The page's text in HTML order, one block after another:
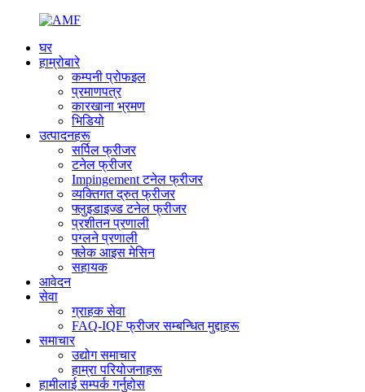
घर
हाम्रोबारे
कम्पनी प्रोफइल
प्रमाणपत्र
कारखाना भ्रमण
भिडियो
उत्पादनहरू
सर्पिल फ्रीजर
टनेल फ्रीजर
Impingement टनेल फ्रीजर
व्यक्तिगत द्रुत फ्रीजर
फ्लुइडाइज्ड टनेल फ्रीजर
प्रशीतन प्रणाली
पग्लने प्रणाली
फ्लेक आइस मेसिन
सहायक
आवेदन
सेवा
ग्राहक सेवा
FAQ-IQF फ्रीजर सम्बन्धित मुद्दाहरू
समाचार
उद्योग समाचार
हाम्रा परियोजनाहरू
हामीलाई सम्पर्क गर्नुहोस